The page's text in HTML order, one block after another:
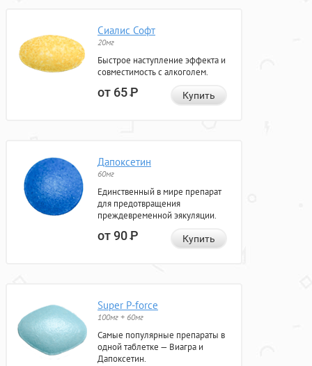
Сиалис Софт
20мг
Быстрое наступление эффекта и
совместимость с алкоголем.
от 65Р Купить
Дапоксетин
60мг
Единственный в мире препарат
для предотвращения
преждевременной эякуляции.
от 90Р Купить
Super P-force
100мг + 60мг
Самые популярные препараты в
одной таблетке — Виагра и
Дапоксетин.